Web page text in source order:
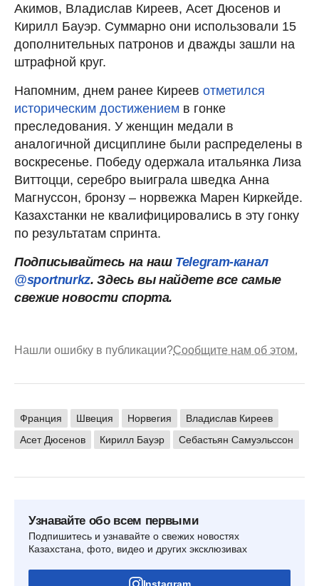
Акимов, Владислав Киреев, Асет Дюсенов и
Кирилл Бауэр. Суммарно они использовали 15
дополнительных патронов и дважды зашли на
штрафной круг.
Напомним, днем ранее Киреев отметился
историческим достижением в гонке
преследования. У женщин медали в
аналогичной дисциплине были распределены в
воскресенье. Победу одержала итальянка Лиза
Виттоцци, серебро выиграла шведка Анна
Магнуссон, бронзу – норвежка Марен Киркейде.
Казахстанки не квалифицировались в эту гонку
по результатам спринта.
Подписывайтесь на наш Telegram-канал
@sportnurkz. Здесь вы найдете все самые
свежие новости спорта.
Нашли ошибку в публикации?Сообщите нам об этом.
Франция Швеция Норвегия
Владислав Киреев
Асет Дюсенов
Кирилл Бауэр Себастьян Самуэльссон
Узнавайте обо всем первыми
Подпишитесь и узнавайте о свежих новостях
Казахстана, фото, видео и других эксклюзивах
Instagram